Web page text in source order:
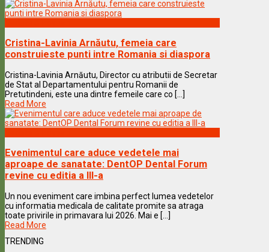
Cristina-Lavinia Arnăutu, femeia care
construieste punti intre Romania si diaspora
Cristina-Lavinia Arnăutu, Director cu atributii de Secretar
de Stat al Departamentului pentru Romanii de
Pretutindeni, este una dintre femeile care co [...]
Read More
Evenimentul care aduce vedetele mai
aproape de sanatate: DentOP Dental Forum
revine cu editia a III-a
Un nou eveniment care imbina perfect lumea vedetelor
cu informatia medicala de calitate promite sa atraga
toate privirile in primavara lui 2026. Mai e [...]
Read More
TRENDING